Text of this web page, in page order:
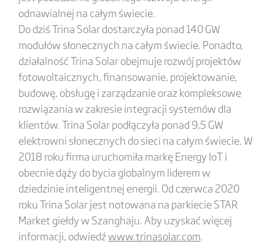
odnawialnej na całym świecie.
Do dziś Trina Solar dostarczyła ponad 140 GW
modułów słonecznych na całym świecie. Ponadto,
działalność Trina Solar obejmuje rozwój projektów
fotowoltaicznych, finansowanie, projektowanie,
budowę, obsługę i zarządzanie oraz kompleksowe
rozwiązania w zakresie integracji systemów dla
klientów. Trina Solar podłączyła ponad 9,5 GW
elektrowni słonecznych do sieci na całym świecie. W
2018 roku firma uruchomiła markę Energy IoT i
obecnie dąży do bycia globalnym liderem w
dziedzinie inteligentnej energii. Od czerwca 2020
roku Trina Solar jest notowana na parkiecie STAR
Market giełdy w Szanghaju. Aby uzyskać więcej
informacji, odwiedźwww.trinasolar.com.